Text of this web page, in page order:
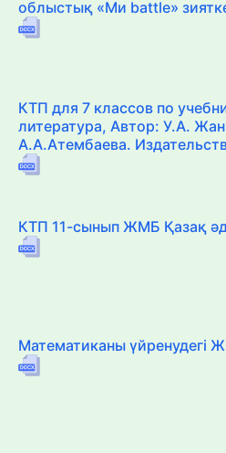
облыстық «Ми battle»
КТП для 7 классов по
литература, Автор: У.А.
А.А.Атембаева.
КТП 11-сынып ЖМБ Қазақ
Математиканы үйренудегі